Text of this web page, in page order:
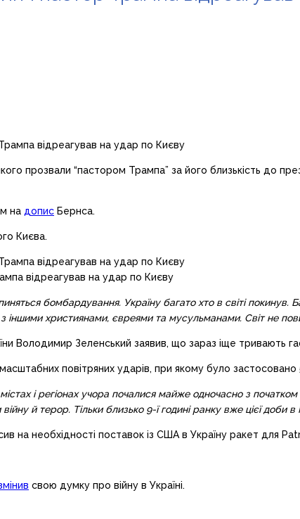
прозвали “пастором Трампа” за його близькість до
на допис Бернса.
Києва.
відреагував на удар по Києву
бомбардування. Україну багато хто в світі
християнами, євреями та мусульманами. Світ не
Володимир Зеленський заявив, що зараз іще тривають
повітряних ударів, при якому було застосовано
і регіонах учора почалися майже одночасно з
й терор. Тільки близько 9-ї годині ранку вже цієї доби
на необхідності поставок із США в Україну ракет для
свою думку про війну в Україні.